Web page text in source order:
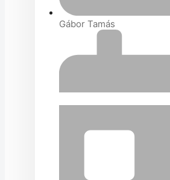
Gábor Tamás